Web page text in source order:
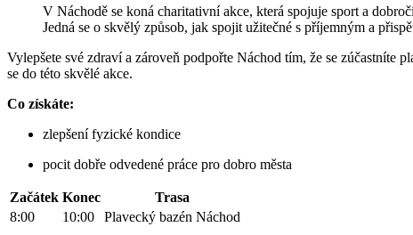
V Náchodě se koná charitativní akce, která spojuje sport a
Jedná se o skvělý způsob, jak spojit užitečné s příjemným a
Vylepšete své zdraví a zároveň podpořte Náchod tím, že se zúčastníte
se do této skvělé akce.
Co získáte:
zlepšení fyzické kondice
pocit dobře odvedené práce pro dobro města
Začátek Konec
Trasa
8:00
10:00 Plavecký bazén Náchod